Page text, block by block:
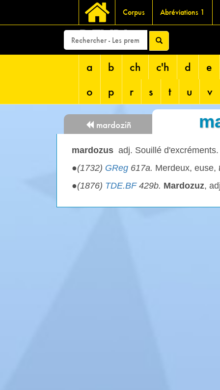
Corpus Abréviations 1
DEVRI
a b ch c'h d
e
o
p r s t u v
mardoziñ
mardozus adj. Souillé d'excréments.
●(1732) GReg 617a. Merdeux, euse,
●(1876) TDE.BF429b. Mardozuz,